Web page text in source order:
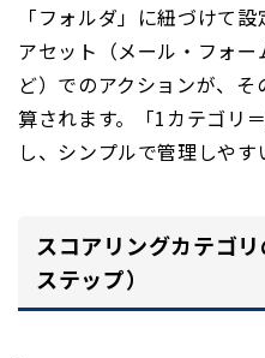
「フォルダ」に紐づけて
アセット（メール・フォ
ど）でのアクションが、
算されます。「1カテゴリ
し、シンプルで管理しやす
スコアリングカテゴ
ステップ）